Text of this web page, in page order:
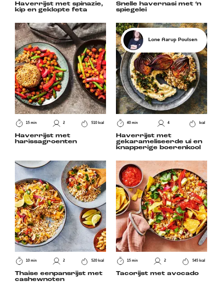
Haverrijst met spinazie,
kip en geklopte feta
Snelle havernasi met ‘n
spiegelei
15 min 2 510 kcal
Haverrijst met
harissagroenten
Lone Aarup Poulsen
40 min 4 kcal
Haverrijst met
gekarameliseerde ui en
knapperige boerenkool
10 min 2 520 kcal
Thaise eenpansrijst met
cashewnoten
15 min 2 545 kcal
Tacorijst met avocado